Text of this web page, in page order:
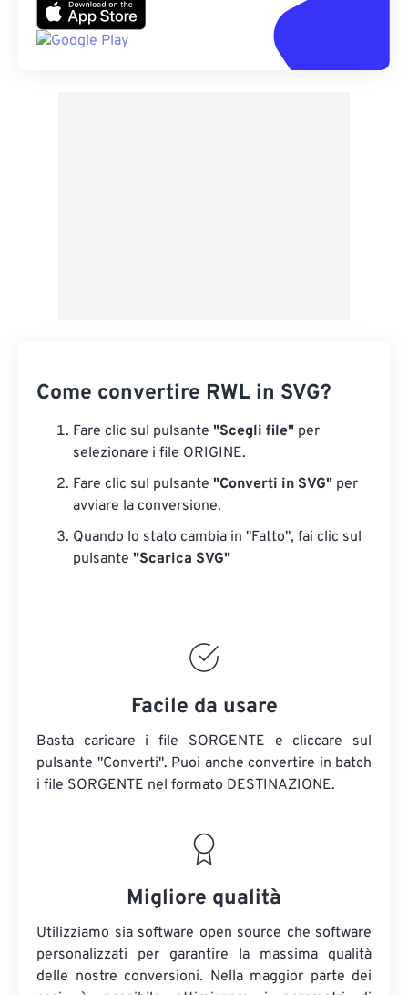
Come convertire RWL in SVG?
Fare clic sul pulsante "Scegli file" per
selezionare i file ORIGINE.
Fare clic sul pulsante "Converti in SVG" per
avviare la conversione.
Quando lo stato cambia in "Fatto", fai clic sul
pulsante "Scarica SVG"
Facile da usare
Basta caricare i file SORGENTE e cliccare sul
pulsante "Converti". Puoi anche convertire in batch
i file SORGENTE nel formato DESTINAZIONE.
Migliore qualità
Utilizziamo sia software open source che software
personalizzati per garantire la massima qualità
delle nostre conversioni. Nella maggior parte dei